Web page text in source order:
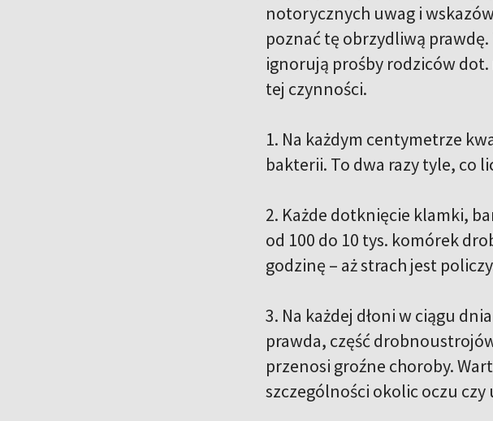
notorycznych uwag i
poznać tę obrzydliwą
ignorują prośby rodziców
tej czynności.
1. Na każdym centymetrze
bakterii. To dwa razy tyle, co
2. Każde dotknięcie klamki,
od 100 do 10 tys. komórek
godzinę – aż strach jest
3. Na każdej dłoni w ciągu
prawda, część
przenosi groźne choroby.
szczególności okolic oczu czy